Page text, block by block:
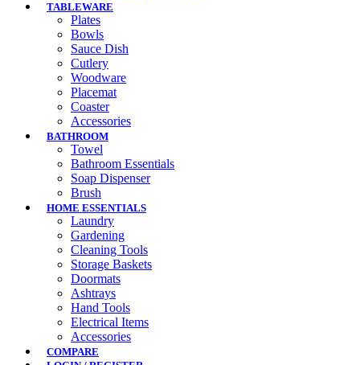
TABLEWARE
Plates
Bowls
Sauce Dish
Cutlery
Woodware
Placemat
Coaster
Accessories
BATHROOM
Towel
Bathroom Essentials
Soap Dispenser
Brush
HOME ESSENTIALS
Laundry
Gardening
Cleaning Tools
Storage Baskets
Doormats
Ashtrays
Hand Tools
Electrical Items
Accessories
COMPARE